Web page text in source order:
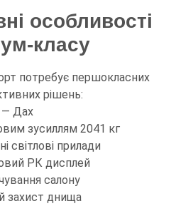
особливості
класу
потребує першокласних
рішень:
— Дах
зусиллям 2041 кг
світлові прилади
РК дисплей
салону
захист днища